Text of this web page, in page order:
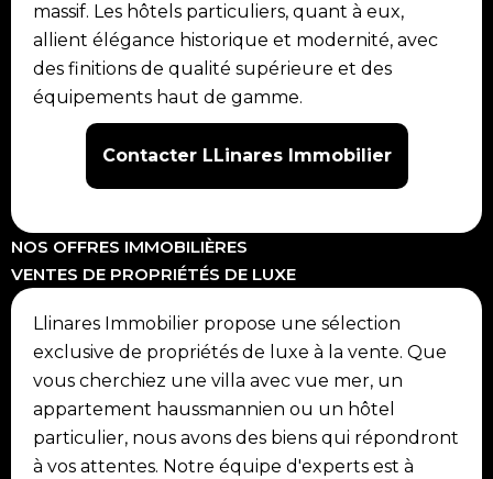
massif. Les hôtels particuliers, quant à eux,
allient élégance historique et modernité, avec
des finitions de qualité supérieure et des
équipements haut de gamme.
Contacter LLinares Immobilier
NOS OFFRES IMMOBILIÈRES
VENTES DE PROPRIÉTÉS DE LUXE
Llinares Immobilier propose une sélection
exclusive de propriétés de luxe à la vente. Que
vous cherchiez une villa avec vue mer, un
appartement haussmannien ou un hôtel
particulier, nous avons des biens qui répondront
à vos attentes. Notre équipe d'experts est à